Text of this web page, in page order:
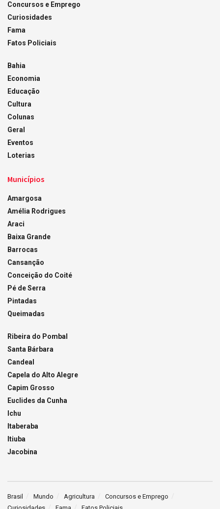
Concursos e Emprego
Curiosidades
Fama
Fatos Policiais
Bahia
Economia
Educação
Cultura
Colunas
Geral
Eventos
Loterias
Municípios
Amargosa
Amélia Rodrigues
Araci
Baixa Grande
Barrocas
Cansanção
Conceição do Coité
Pé de Serra
Pintadas
Queimadas
Ribeira do Pombal
Santa Bárbara
Candeal
Capela do Alto Alegre
Capim Grosso
Euclides da Cunha
Ichu
Itaberaba
Itiuba
Jacobina
Brasil Mundo Agricultura
Concursos e Emprego